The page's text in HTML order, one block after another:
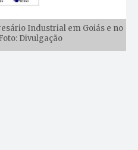
Industrial em Goiás e no
Divulgação